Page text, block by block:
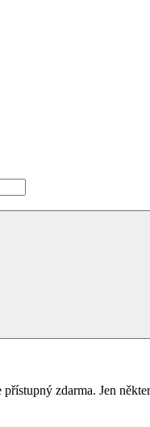
zdarma. Jen